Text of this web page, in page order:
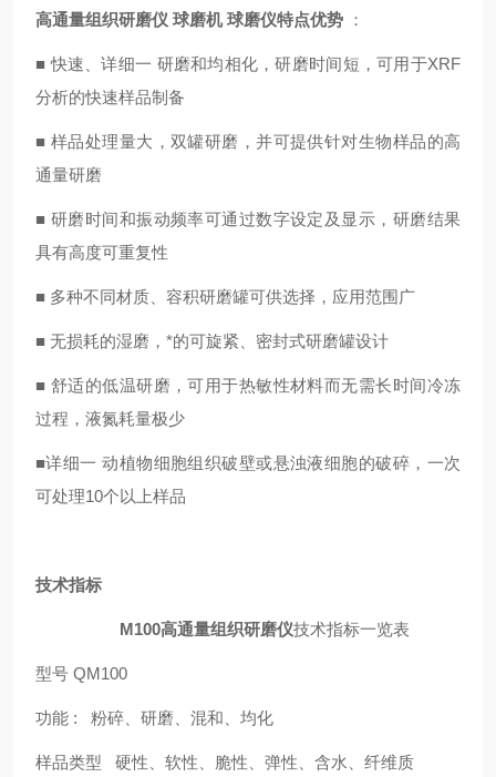
高通量组织研磨仪 球磨机 球磨仪特点优势 ：
■ 快速、详细一 研磨和均相化，研磨时间短，可用于XRF
分析的快速样品制备
■ 样品处理量大，双罐研磨，并可提供针对生物样品的高
通量研磨
■ 研磨时间和振动频率可通过数字设定及显示，研磨结果
具有高度可重复性
■ 多种不同材质、容积研磨罐可供选择，应用范围广
■ 无损耗的湿磨，*的可旋紧、密封式研磨罐设计
■ 舒适的低温研磨，可用于热敏性材料而无需长时间冷冻
过程，液氮耗量极少
■详细一 动植物细胞组织破壁或悬浊液细胞的破碎，一次
可处理10个以上样品
技术指标
M100高通量组织研磨仪技术指标一览表
型号 QM100
功能 : 粉碎、研磨、混和、均化
样品类型 硬性、软性、脆性、弹性、含水、纤维质